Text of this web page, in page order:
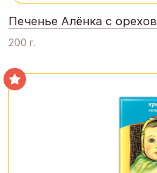
Печенье Алёнка с
200 г.